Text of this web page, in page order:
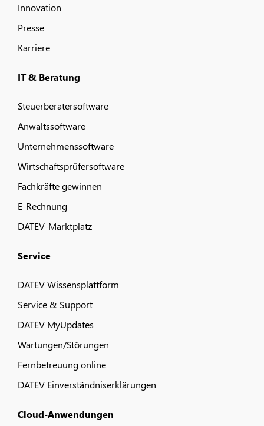
Innovation
Presse
Karriere
IT & Beratung
Steuerberatersoftware
Anwaltssoftware
Unternehmenssoftware
Wirtschaftsprüfersoftware
Fachkräfte gewinnen
E-Rechnung
DATEV-Marktplatz
Service
DATEV Wissensplattform
Service & Support
DATEV MyUpdates
Wartungen/Störungen
Fernbetreuung online
DATEV Einverständniserklärungen
Cloud-Anwendungen